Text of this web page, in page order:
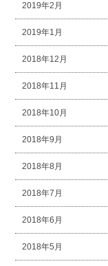
2019年2月
2019年1月
2018年12月
2018年11月
2018年10月
2018年9月
2018年8月
2018年7月
2018年6月
2018年5月